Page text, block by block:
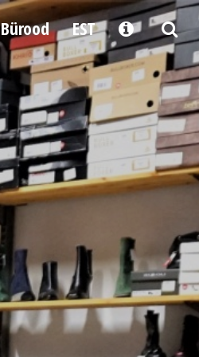
Bürood EST